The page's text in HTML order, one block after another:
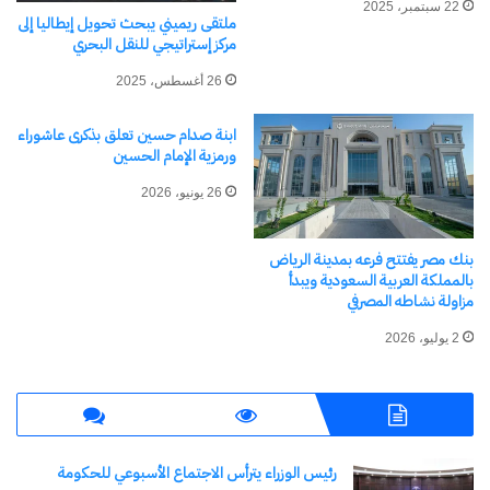
على تبادل الخبرات والاستفادة من التجارب الدولية في
تعزيز دور التعاونيات الزراعية، بما يدعم أولويات التنمية
المستدامة ويعزز من التعاون الثنائي بين مصر ومعهد
سيام باري، وتنفيذا لمذكرة التفاهم التي تم توقيعها
مؤخرًا مع المعهد.
شارك هذا الموضوع:
فيس بوك
X
معجب بهذه:
التحميل…
مرتبط
22 سبتمبر، 2025
ملتقى ريميني يبحث تحويل إيطاليا إلى
مركز إستراتيجي للنقل البحري
26 أغسطس، 2025
بنك مصر يفتتح فرعه بمدينة الرياض
بالمملكة العربية السعودية ويبدأ
مزاولة نشاطه المصرفي
2 يوليو، 2026
ابنة صدام حسين تعلق بذكرى عاشوراء
ورمزية الإمام الحسين
26 يونيو، 2026
رئيس الوزراء يترأس الاجتماع الأسبوعي للحكومة